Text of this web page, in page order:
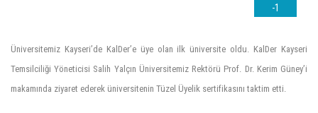
-1
Üniversitemiz Kayseri’de KalDer’e üye olan ilk üniversite oldu. KalDer Kayseri
Temsilciliği Yöneticisi Salih Yalçın Üniversitemiz Rektörü Prof. Dr. Kerim Güney’i
makamında ziyaret ederek üniversitenin Tüzel Üyelik sertifikasını taktim etti.